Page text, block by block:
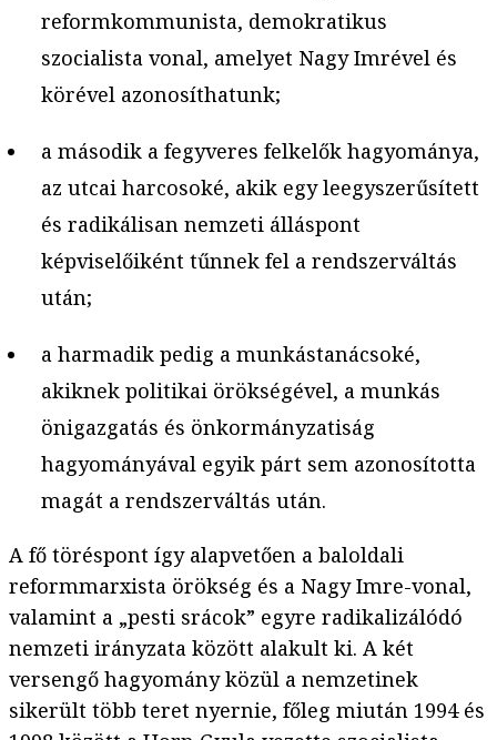
reformkommunista, demokratikus
szocialista vonal, amelyet Nagy Imrével és
körével azonosíthatunk;
a második a fegyveres felkelők hagyománya,
az utcai harcosoké, akik egy leegyszerűsített
és radikálisan nemzeti álláspont
képviselőiként tűnnek fel a rendszerváltás
után;
a harmadik pedig a munkástanácsoké,
akiknek politikai örökségével, a munkás
önigazgatás és önkormányzatiság
hagyományával egyik párt sem azonosította
magát a rendszerváltás után.
A fő töréspont így alapvetően a baloldali
reformmarxista örökség és a Nagy Imre-vonal,
valamint a „pesti srácok” egyre radikalizálódó
nemzeti irányzata között alakult ki. A két
versengő hagyomány közül a nemzetinek
sikerült több teret nyernie, főleg miután 1994 és